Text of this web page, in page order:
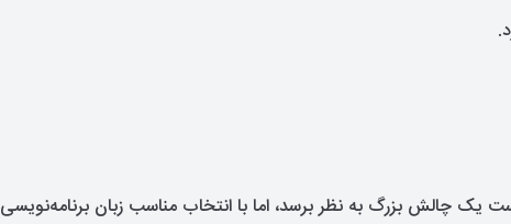
یک چالش بزرگ به نظر برسد، اما با انتخاب مناسب زبان برنامه‌نویسی